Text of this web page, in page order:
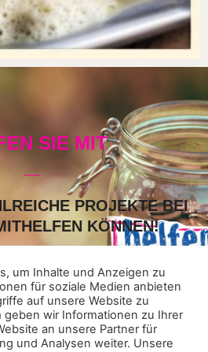
SIE MIT
PROJEKTE BEI
KÖNNEN!
Lust haben mitzuwirken. Einfach
und eintragen.
WILL HELFEN
um Inhalte und Anzeigen zu
für soziale Medien anbieten
auf unsere Website zu
geben wir Informationen zu Ihrer
an unsere Partner für
und Analysen weiter. Unsere